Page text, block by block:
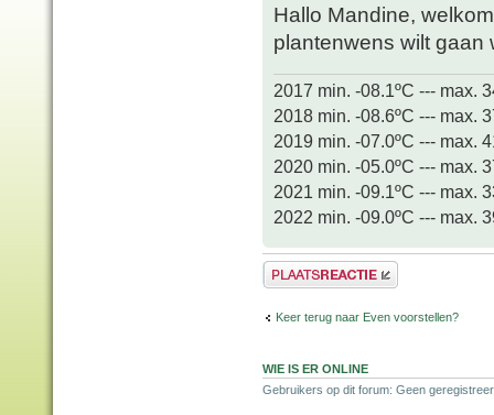
Hallo Mandine,
plantenwens wilt gaan
2017 min. -08.1ºC --- max.
2018 min. -08.6ºC --- max.
2019 min. -07.0ºC --- max.
2020 min. -05.0ºC --- max.
2021 min. -09.1ºC --- max.
2022 min. -09.0ºC --- max.
Plaats een reactie
Keer terug naar Even voorstellen?
WIE IS ER ONLINE
Gebruikers op dit forum: Geen